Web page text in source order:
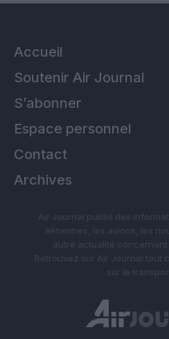
Accueil
Soutenir Air Journal
S’abonner
Espace personnel
Contact
Archives